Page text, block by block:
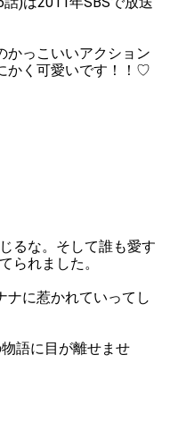
かっこいいアクション
かく可愛いです！！♡
るな。そして誰も愛す
られました。
ナに惹かれていってし
語に目が離せませ